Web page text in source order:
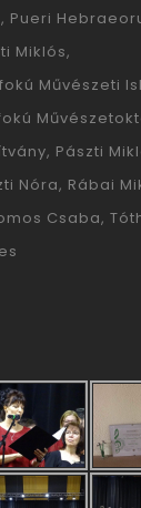
Pueri
Miklós
Művészeti
Pászti
Nóra Rábai
Csaba